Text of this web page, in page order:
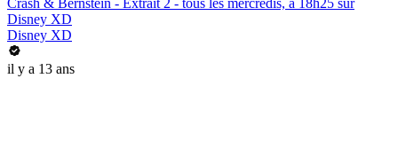
Crash & Bernstein - Extrait 2 - tous les mercredis, à 18h25 sur
Disney XD
Disney XD
il y a 13 ans